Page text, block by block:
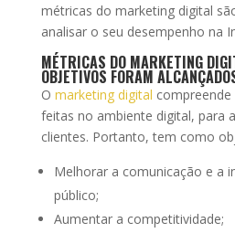
métricas do marketing digital
analisar o seu desempenho na
MÉTRICAS DO MARKETING
OBJETIVOS FORAM
O marketing digital
feitas no ambiente digital, para
clientes. Portanto, tem como
Melhorar a comunicação e a
público;
Aumentar a competitividade;